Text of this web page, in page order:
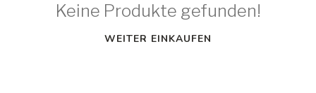
Keine Produkte gefunden!
WEITER EINKAUFEN